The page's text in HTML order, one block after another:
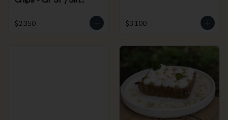
$2.350 $3.100